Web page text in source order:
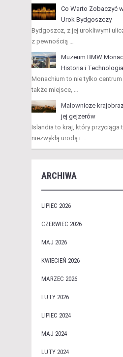
Co Warto Zobaczyć
Urok Bydgoszczy
Bydgoszcz, z jej urokliwymi
z pewnością …
Muzeum BMW
Historia i
Monachium to nie tylko
także miejsce, …
Malownicze
jej gejzerów
Islandia to kraj, który przyciąga
niezwykłą urodą i …
ARCHIWA
LIPIEC 2026
CZERWIEC 2026
MAJ 2026
KWIECIEŃ 2026
MARZEC 2026
LUTY 2026
LIPIEC 2024
MAJ 2024
LUTY 2024